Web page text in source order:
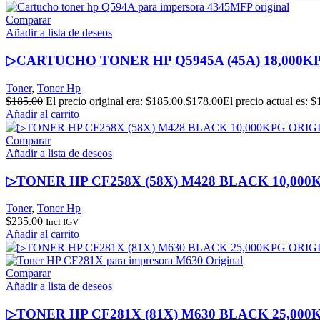
Comparar
Añadir a lista de deseos
▷CARTUCHO TONER HP Q5945A (45A)
Toner, Toner Hp
$185.00 El precio original era: $185.00.$178.00El precio actual es:
Añadir al carrito
Comparar
Añadir a lista de deseos
▷TONER HP CF258X (58X) M428 BLACK
Toner, Toner Hp
$235.00 Incl IGV
Añadir al carrito
Comparar
Añadir a lista de deseos
▷TONER HP CF281X (81X) M630 BLACK